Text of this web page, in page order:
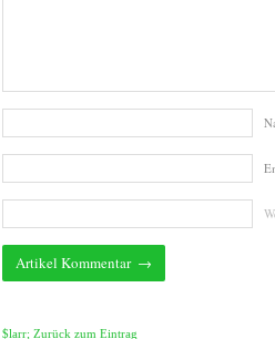
$larr; Zurück zum Eintrag